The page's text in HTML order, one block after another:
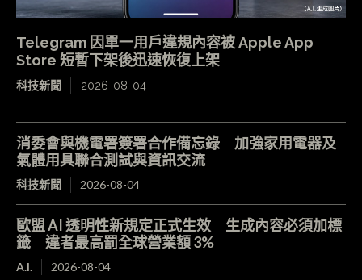
Telegram 因單一用戶違規內容被 Apple App
Store 短暫下架後迅速恢復上架
科技新聞 2026-08-04
消委會與機電署簽署合作備忘錄 加強家用電器及
氣體用具聯合測試與資訊交流
科技新聞 2026-08-04
歐盟 AI 透明性新規定正式生效 生成內容必須加標
籤 違者最高罰全球營業額 3%
A.I. 2026-08-04